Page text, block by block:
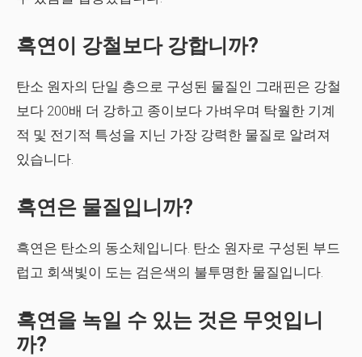
흑연이 강철보다 강합니까?
탄소 원자의 단일 층으로 구성된 물질인 그래핀은 강철
보다 200배 더 강하고 종이보다 가벼우며 탁월한 기계
적 및 전기적 특성을 지닌 가장 강력한 물질로 알려져
있습니다.
흑연은 물질입니까?
흑연은 탄소의 동소체입니다. 탄소 원자로 구성된 부드
럽고 회색빛이 도는 검은색의 불투명한 물질입니다.
흑연을 녹일 수 있는 것은 무엇입니
까?